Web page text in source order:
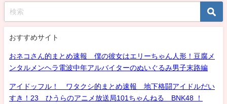
おすすめサイト
おネコさん的まとめ速報 僕の彼女はエリーちゃん人形！豆腐メ
ンタルメンヘラ電波中年アルバイターのぬいぐるみ男子末路編
アイドッフル！ ワタクシ的まとめ速報 地下格闘アイドルだい
すき！23 ひうらのアニメ放送局101ちゃんねる BNK48 ！